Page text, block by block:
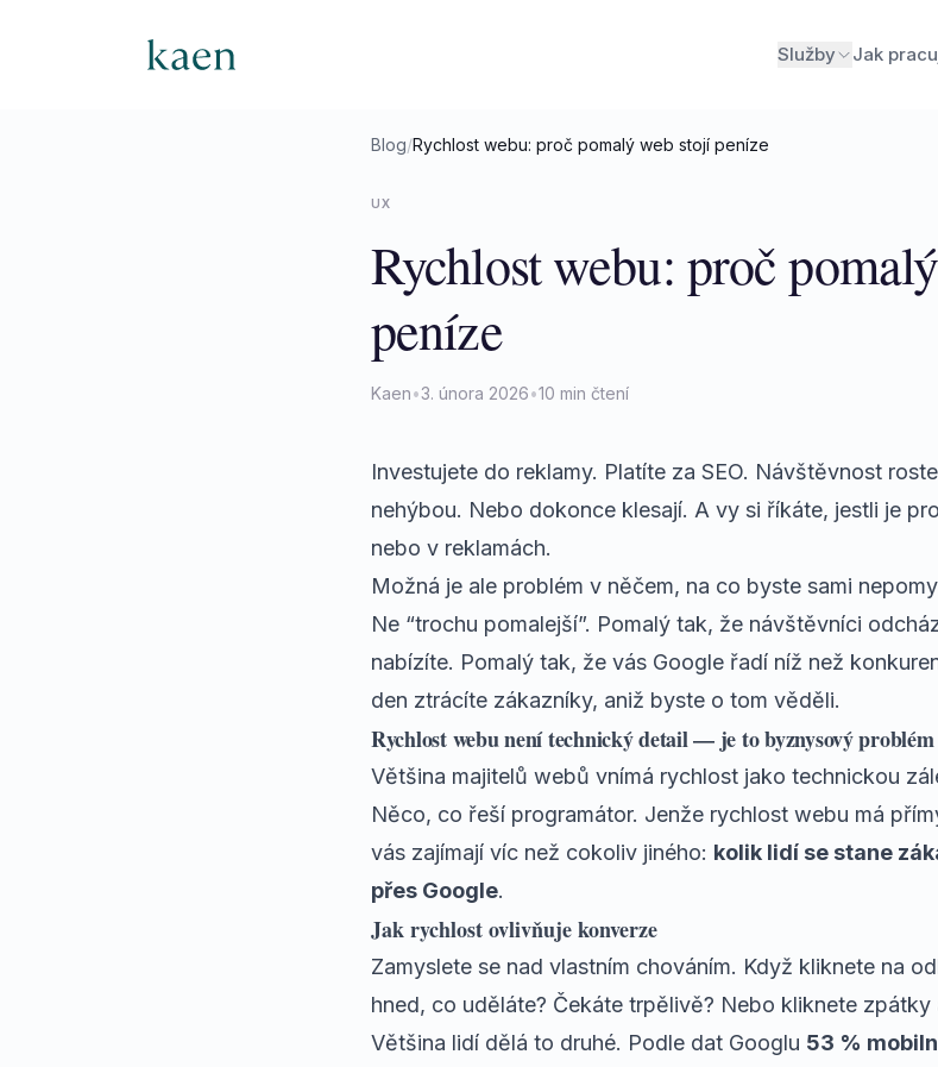
Služby Jak
Blog/Rychlost webu: proč pomalý web stojí peníze
UX
Rychlost webu: proč
peníze
Kaen•3. února 2026•10 min čtení
Investujete do reklamy. Platíte za SEO. Návštěvnost
nehýbou. Nebo dokonce klesají. A vy si říkáte, jestli je
nebo v reklamách.
Možná je ale problém v něčem, na co byste sami
Ne “trochu pomalejší”. Pomalý tak, že návštěvníci
nabízíte. Pomalý tak, že vás Google řadí níž než
den ztrácíte zákazníky, aniž byste o tom věděli.
Rychlost webu není technický detail — je to byznysový problém
Většina majitelů webů vnímá rychlost jako technickou
Něco, co řeší programátor. Jenže rychlost webu má
vás zajímají víc než cokoliv jiného: kolik lidí se stane
přes Google.
Jak rychlost ovlivňuje konverze
Zamyslete se nad vlastním chováním. Když kliknete na
hned, co uděláte? Čekáte trpělivě? Nebo kliknete
Většina lidí dělá to druhé. Podle dat Googlu 53 %